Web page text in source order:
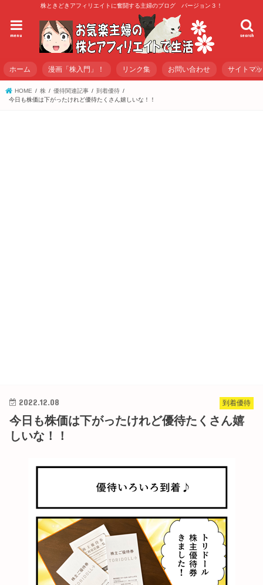
株ときどきアフィリエイトに奮闘する主婦のブログ バージョン３！
search
menu
ホーム 漫画「株入門」！ リンク集 お問い合わせ サイトマ
HOME 株 優待関連記事
到着優待
今日も株価は下がったけれど優待たくさん嬉しいな！！
到着優待
2022.12.08
今日も株価は下がったけれど優待たくさん嬉
しいな！！